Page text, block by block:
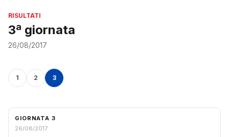
RISULTATI
3ª giornata
26/08/2017
1 2 3
GIORNATA 3
26/08/2017